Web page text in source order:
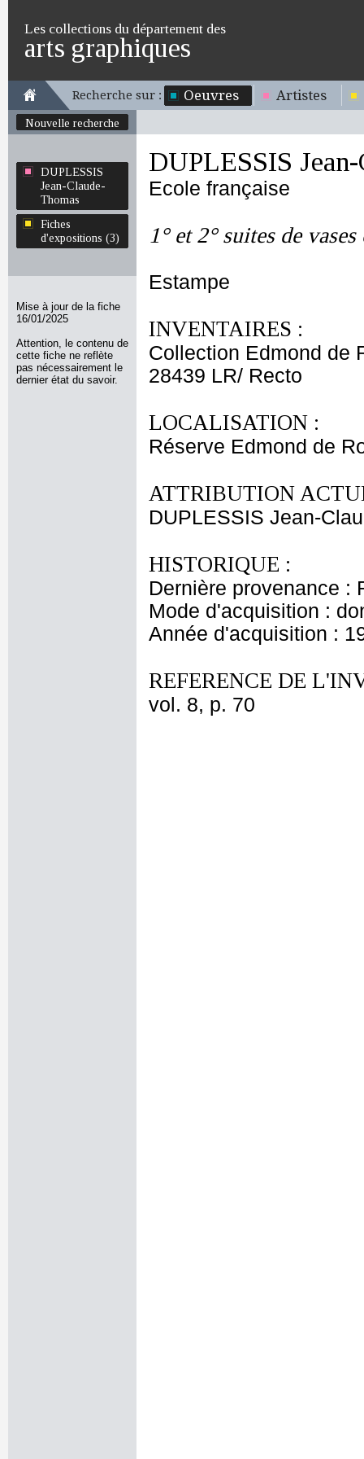
Les collections du département des
arts graphiques
Recherche sur : Oeuvres Artistes
Nouvelle recherche
DUPLESSIS
Jean-Claude-
Thomas
Fiches
d'expositions (3)
Mise à jour de la fiche
16/01/2025
Attention, le contenu de
cette fiche ne reflète
pas nécessairement le
dernier état du savoir.
DUPLESSIS
Ecole française
1° et 2° suites de vases
Estampe
INVENTAIRES :
Collection Edmond de
28439 LR/ Recto
LOCALISATION :
Réserve Edmond de
ATTRIBUTION
DUPLESSIS Jean-
HISTORIQUE :
Dernière provenance :
Mode d'acquisition :
Année d'acquisition :
REFERENCE DE
vol. 8, p. 70